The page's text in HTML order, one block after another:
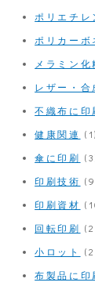
ポリエチ
ポリカーボ
メラミン
レザー・合
不織布に印
健康関連 (1)
傘に印刷
印刷技術
印刷資材
回転印刷
小ロット
布製品に印